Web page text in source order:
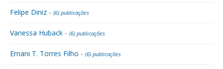
Felipe Diniz - (6) publicações
Vanessa Huback - (6) publicações
Ernani T. Torres Filho - (6) publicações